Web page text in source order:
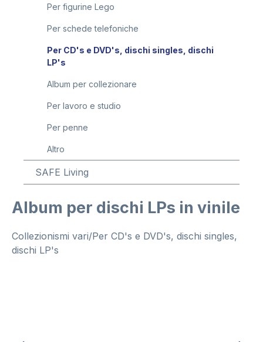
Per figurine Lego
Per schede telefoniche
Per CD's e DVD's, dischi singles, dischi
LP's
Album per collezionare
Per lavoro e studio
Per penne
Altro
SAFE Living
Album per dischi LPs in vinile
Collezionismi vari/Per CD's e DVD's, dischi singles,
dischi LP's